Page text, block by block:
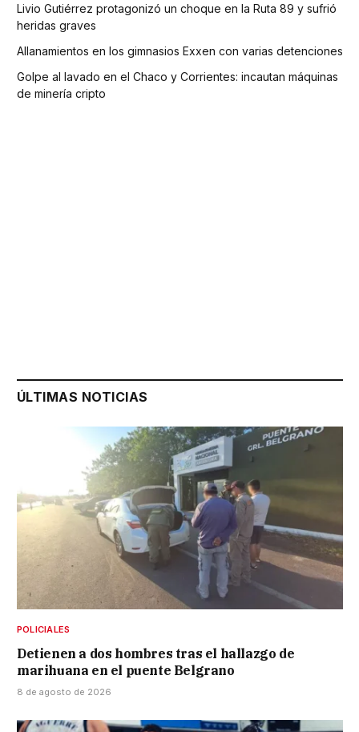
Livio Gutiérrez protagonizó un choque en la Ruta 89 y sufrió
heridas graves
Allanamientos en los gimnasios Exxen con varias detenciones
Golpe al lavado en el Chaco y Corrientes: incautan máquinas
de minería cripto
ÚLTIMAS NOTICIAS
POLICIALES
Detienen a dos hombres tras el hallazgo de
marihuana en el puente Belgrano
8 de agosto de 2026